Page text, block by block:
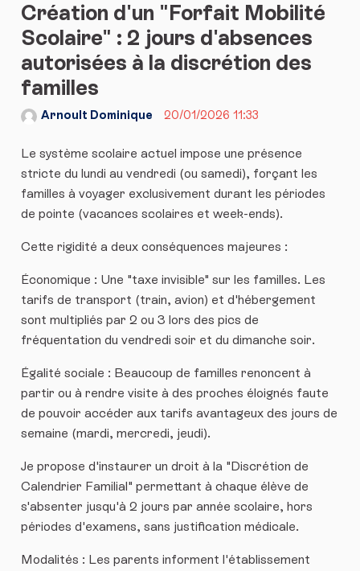
Création d'un "Forfait Mobilité
Scolaire" : 2 jours d'absences
autorisées à la discrétion des
familles
Arnoult Dominique 20/01/2026 11:33
Le système scolaire actuel impose une présence
stricte du lundi au vendredi (ou samedi), forçant les
familles à voyager exclusivement durant les périodes
de pointe (vacances scolaires et week-ends).
Cette rigidité a deux conséquences majeures :
Économique : Une "taxe invisible" sur les familles. Les
tarifs de transport (train, avion) et d'hébergement
sont multipliés par 2 ou 3 lors des pics de
fréquentation du vendredi soir et du dimanche soir.
Égalité sociale : Beaucoup de familles renoncent à
partir ou à rendre visite à des proches éloignés faute
de pouvoir accéder aux tarifs avantageux des jours de
semaine (mardi, mercredi, jeudi).
Je propose d'instaurer un droit à la "Discrétion de
Calendrier Familial" permettant à chaque élève de
s'absenter jusqu'à 2 jours par année scolaire, hors
périodes d'examens, sans justification médicale.
Modalités : Les parents informent l'établissement